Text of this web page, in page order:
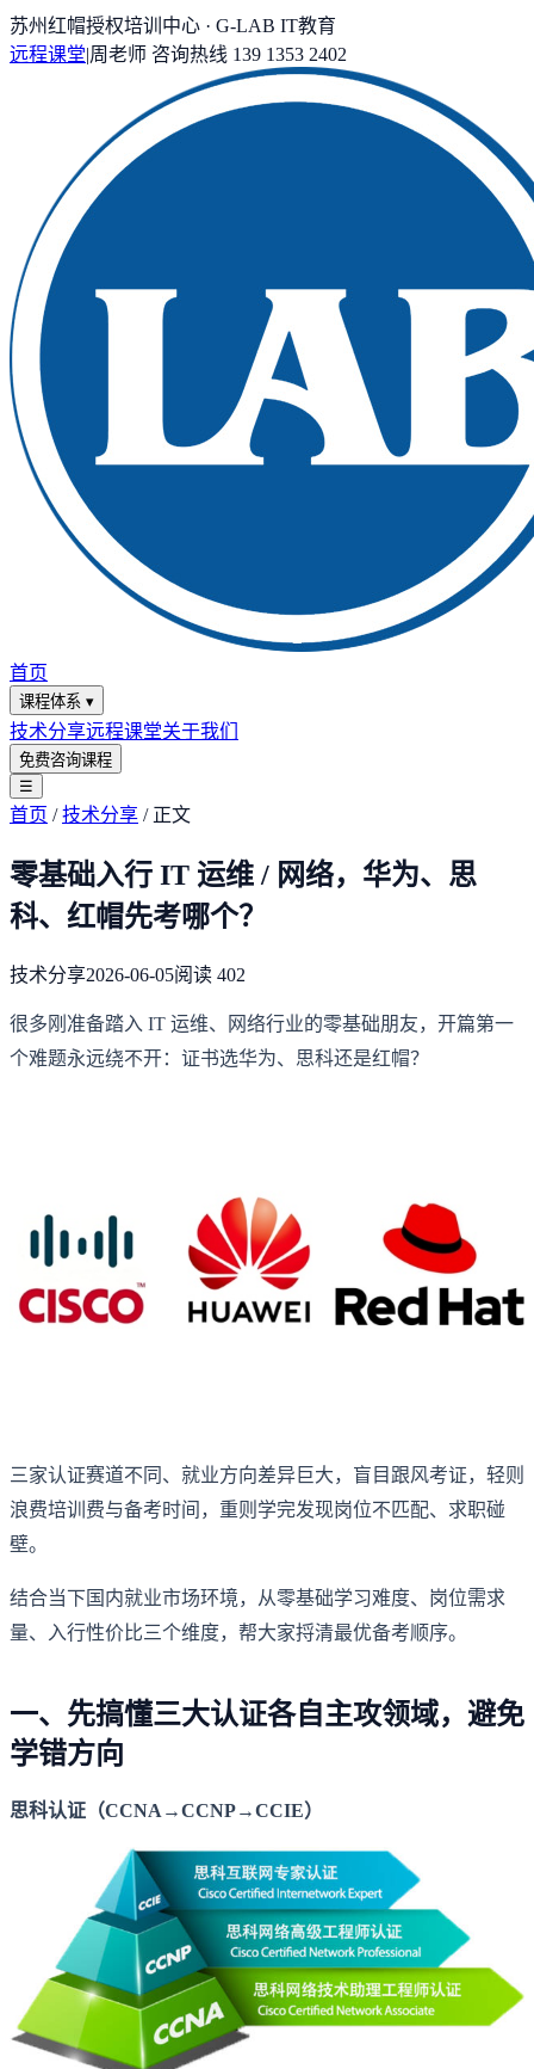
苏州红帽授权培训中心 · G-LAB IT教育
远程课堂|周老师 咨询热线 139 1353 2402
首页
课程体系 ▾
技术分享远程课堂关于我们
免费咨询课程
☰
首页 /技术分享 / 正文
零基础入行 IT 运维 / 网络，华为、思
科、红帽先考哪个？
技术分享2026-06-05阅读 402
很多刚准备踏入 IT 运维、网络行业的零基础朋友，开篇第一
个难题永远绕不开：证书选华为、思科还是红帽？
三家认证赛道不同、就业方向差异巨大，盲目跟风考证，轻则
浪费培训费与备考时间，重则学完发现岗位不匹配、求职碰
壁。
结合当下国内就业市场环境，从零基础学习难度、岗位需求
量、入行性价比三个维度，帮大家捋清最优备考顺序。
一、先搞懂三大认证各自主攻领域，避免
学错方向
思科认证（CCNA→CCNP→CCIE）